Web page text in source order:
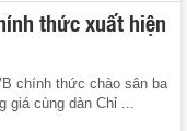
thức xuất hiện
chính thức chào sân ba
giá cùng dàn Chỉ ...